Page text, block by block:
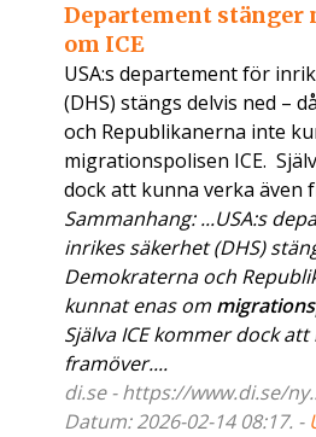
Departement stänger
om ICE
USA:s departement för
(DHS) stängs delvis ned –
och Republikanerna inte
migrationspolisen ICE.
dock att kunna verka även
Sammanhang: ...USA:s
inrikes säkerhet (DHS)
Demokraterna och
kunnat enas om
Själva ICE kommer dock
framöver....
di.se - https://www.di.se/
Datum: 2026-02-14 08:17. -